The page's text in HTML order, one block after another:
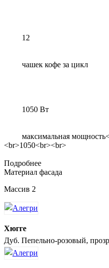
12
чашек кофе за цикл
1050 Вт
максимальная
<br>1050<br><br>
Подробнее
Материал фасада
Массив 2
Хюгге
Дуб. Пепельно-розовый,